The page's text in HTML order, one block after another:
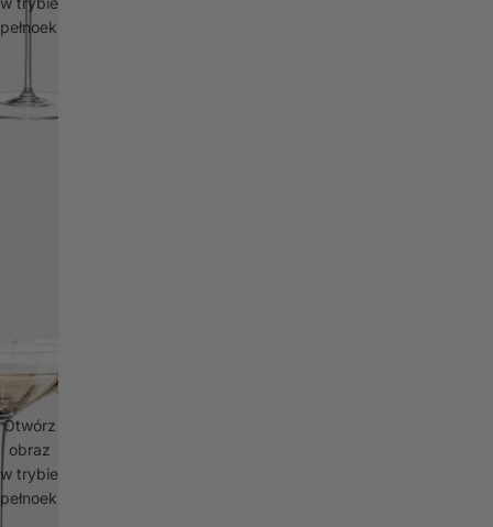
pełnoekranowym
Otwórz
obraz
w trybie
pełnoekranowym